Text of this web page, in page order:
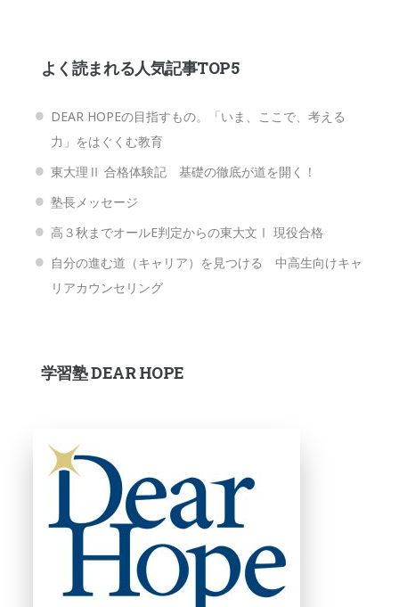
よく読まれる人気記事TOP5
DEAR HOPEの目指すもの。「いま、ここで、考える
力」をはぐくむ教育
東大理Ⅱ 合格体験記 基礎の徹底が道を開く！
塾長メッセージ
高３秋までオールE判定からの東大文Ⅰ 現役合格
自分の進む道（キャリア）を見つける 中高生向けキャ
リアカウンセリング
学習塾 DEAR HOPE